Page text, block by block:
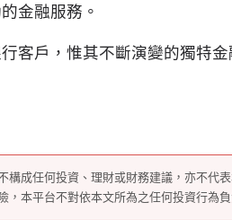
金融服務。
客戶，惟其不斷演變的獨特
成任何投資、理財或財務建議，亦不代
本平台不對依本文所為之任何投資行為負